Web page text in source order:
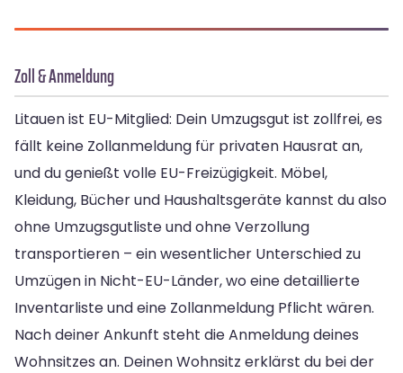
Zoll & Anmeldung
Litauen ist EU-Mitglied: Dein Umzugsgut ist zollfrei, es
fällt keine Zollanmeldung für privaten Hausrat an,
und du genießt volle EU-Freizügigkeit. Möbel,
Kleidung, Bücher und Haushaltsgeräte kannst du also
ohne Umzugsgutliste und ohne Verzollung
transportieren – ein wesentlicher Unterschied zu
Umzügen in Nicht-EU-Länder, wo eine detaillierte
Inventarliste und eine Zollanmeldung Pflicht wären.
Nach deiner Ankunft steht die Anmeldung deines
Wohnsitzes an. Deinen Wohnsitz erklärst du bei der